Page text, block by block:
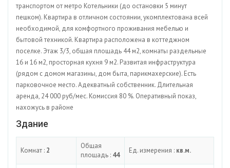
транспортом от метро Котельники (до остановки 5 минут
пешком). Квартира в отличном состоянии, укомплектована всей
необходимой, для комфортного проживания мебелью и
бытовой техникой. Квартира расположена в коттеджном
поселке. Этаж 3/3, общая площадь 44 м2, комнаты раздельные
16 и 16 м2, просторная кухня 9 м2. Развитая инфраструктура
(рядом с домом магазины, дом быта, парикмахерские). Есть
парковочное место. Адекватный собственник. Длительная
аренда, 24 000 руб/мес. Комиссия 80 %. Оперативный показ,
нахожусь в районе
Здание
Комнат : 2
Общая
площадь : 44
Ед. измерения : кв.м.